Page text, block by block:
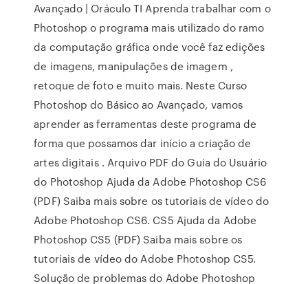
Avançado | Oráculo TI Aprenda trabalhar com o
Photoshop o programa mais utilizado do ramo
da computação gráfica onde você faz edições
de imagens, manipulações de imagem ,
retoque de foto e muito mais. Neste Curso
Photoshop do Básico ao Avançado, vamos
aprender as ferramentas deste programa de
forma que possamos dar início a criação de
artes digitais . Arquivo PDF do Guia do Usuário
do Photoshop Ajuda da Adobe Photoshop CS6
(PDF) Saiba mais sobre os tutoriais de vídeo do
Adobe Photoshop CS6. CS5 Ajuda da Adobe
Photoshop CS5 (PDF) Saiba mais sobre os
tutoriais de vídeo do Adobe Photoshop CS5.
Solução de problemas do Adobe Photoshop